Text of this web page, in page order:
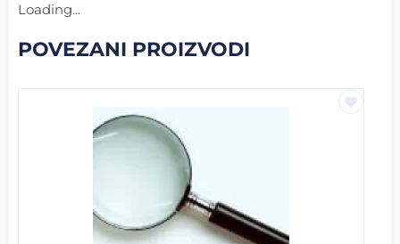
Loading...
POVEZANI PROIZVODI